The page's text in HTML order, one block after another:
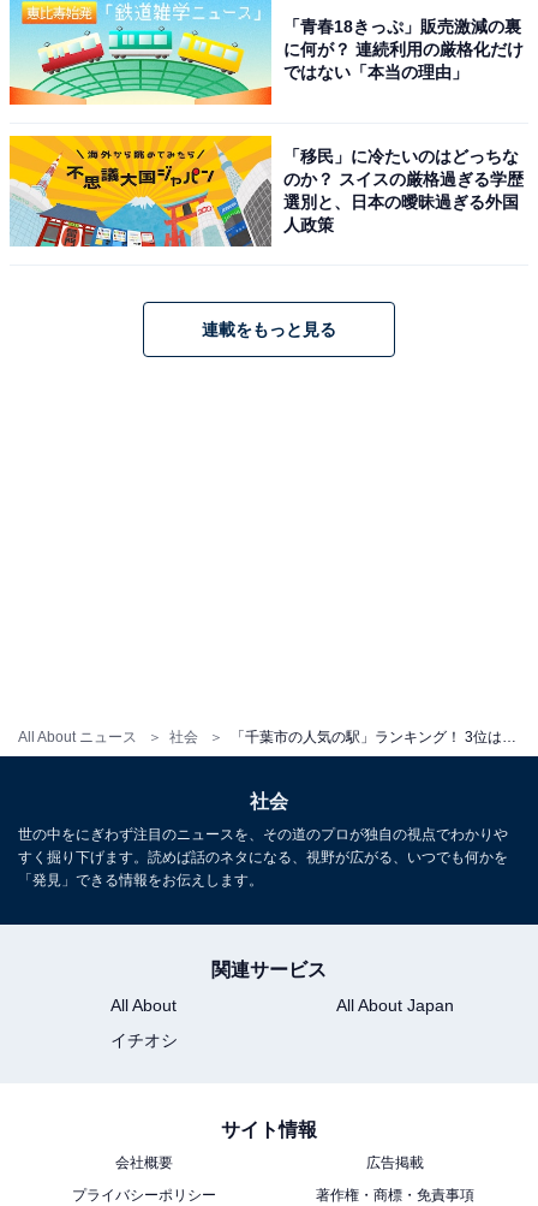
All About ニュース 社会
第1位：千葉駅
できるため、旅行する際にもとても便利です。
駅周辺は、駅直結の商業施設はもちろん、デパートやス
ーパー、家電量販店もあり、買い物に困ることはなさそ
うです。また飲食店も数多くあるので、仲間内での飲み
カテゴリ別でのランキングでは、シングル（ワンルー
ム・1K・1DK）は1位、カップル（1LDK・2K・2DK）
で1位、ファミリー（2LDK以上）でも1位と、他の駅と
＞10位までの全ランキング結果を見る
「青春18きっぷ」販売激減の裏
に何が？ 連続利用の厳格化だけ
ではない「本当の理由」
「移民」に冷たいのはどっちな
のか？ スイスの厳格過ぎる学歴
選別と、日本の曖昧過ぎる外国
人政策
連載をもっと見る
社会
世の中をにぎわず注目のニュースを、その道のプロが独自の視点でわかりや
すく掘り下げます。読めば話のネタになる、視野が広がる、いつでも何かを
「発見」できる情報をお伝えします。
関連サービス
All About
All About Japan
イチオシ
サイト情報
会社概要
広告掲載
プライバシーポリシー
著作権・商標・免責事項